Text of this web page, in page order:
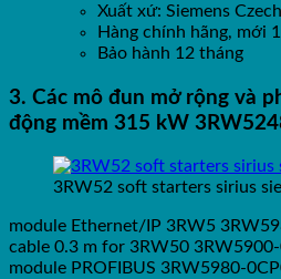
Xuất xứ: Siemens
Hàng chính hãng, mới
Bảo hành 12 tháng
3. Các mô đun mở rộng và
động mềm 315 kW
3RW52 soft starters sirius
module Ethernet/IP 3RW5
cable 0.3 m for 3RW50
module PROFIBUS 3RW5980-